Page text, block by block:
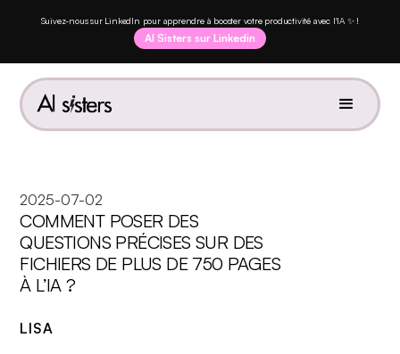
Suivez-nous sur LinkedIn pour apprendre à booster votre productivité avec l'IA ✨ !
AI Sisters sur Linkedin
2025-07-02
COMMENT POSER DES
QUESTIONS PRÉCISES SUR DES
FICHIERS DE PLUS DE 750 PAGES
À L’IA ?
LISA